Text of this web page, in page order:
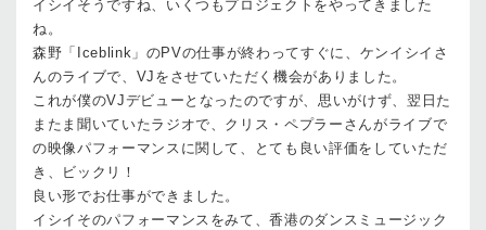
イシイ そうですね、いくつもプロジェクトをやってきました
ね。
森野 「Iceblink」のPVの仕事が終わってすぐに、ケンイシイさ
んのライブで、VJをさせていただく機会がありました。
これが僕のVJデビューとなったのですが、思いがけず、翌日た
またま聞いていたラジオで、クリス・ペプラーさんがライブで
の映像パフォーマンスに関して、とても良い評価をしていただ
き、ビックリ！
良い形でお仕事ができました。
イシイ そのパフォーマンスをみて、香港のダンスミュージック